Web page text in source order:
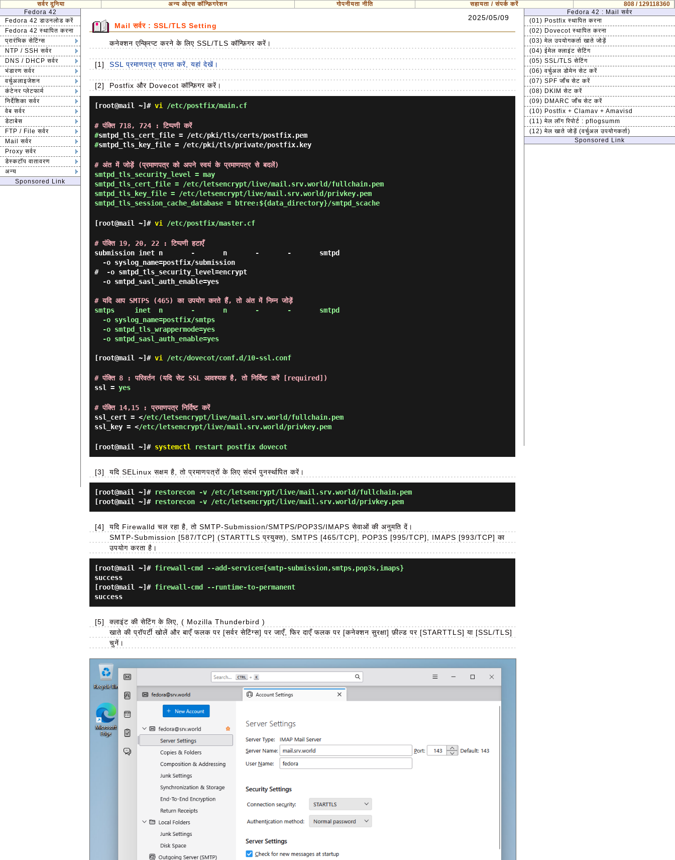
सर्वर दुनिया अन्य ओएस कॉन्फ़िगरेशन गोपनीयता नीति सहायता / संपर्क करें
808 / 129118360
Fedora 42
Fedora 42 डाउनलोड करें
Fedora 42 स्थापित करना
प्रारंभिक सेटिंग्स
NTP / SSH सर्वर
DNS / DHCP सर्वर
भंडारण सर्वर
वर्चुअलाइजेशन
कंटेनर प्लेटफार्म
निर्देशिका सर्वर
वेब सर्वर
डेटाबेस
FTP / File सर्वर
Mail सर्वर
Proxy सर्वर
डेस्कटॉप वातावरण
अन्य
Sponsored Link
Mail सर्वर : SSL/TLS Setting
2025/05/09
कनेक्शन एन्क्रिप्ट करने के लिए SSL/TLS कॉन्फ़िगर करें।
[1] SSL प्रमाणपत्र प्राप्त करें, यहां देखें।
[2] Postfix और Dovecot कॉन्फ़िगर करें।
[root@mail ~]# vi /etc/postfix/main.cf
# पंक्ति 718, 724 : टिप्पणी करें
#smtpd_tls_cert_file = /etc/pki/tls/certs/postfix.pem
#smtpd_tls_key_file = /etc/pki/tls/private/postfix.key
# अंत में जोड़ें (प्रमाणपत्र को अपने स्वयं के प्रमाणपत्र से बदलें)
smtpd_tls_security_level = may
smtpd_tls_cert_file = /etc/letsencrypt/live/mail.srv.world/fullchain.pem
smtpd_tls_key_file = /etc/letsencrypt/live/mail.srv.world/privkey.pem
smtpd_tls_session_cache_database = btree:${data_directory}/smtpd_scache
[root@mail ~]# vi /etc/postfix/master.cf
# पंक्ति 19, 20, 22 : टिप्पणी हटाएँ
submission inet n       -       n       -       -       smtpd
#  -o smtpd_tls_security_level=encrypt
# यदि आप SMTPS (465) का उपयोग करते हैं, तो अंत में निम्न जोड़ें
smtps     inet  n       -       n       -       -       smtpd
[root@mail ~]# vi /etc/dovecot/conf.d/10-ssl.conf
# पंक्ति 8 : परिवर्तन (यदि सेट SSL आवश्यक है, तो निर्दिष्ट करें [required])
ssl = yes
# पंक्ति 14,15 : प्रमाणपत्र निर्दिष्ट करें
ssl_cert = </etc/letsencrypt/live/mail.srv.world/fullchain.pem
ssl_key = </etc/letsencrypt/live/mail.srv.world/privkey.pem
[root@mail ~]# systemctl restart postfix dovecot
[3] यदि SELinux सक्षम है, तो प्रमाणपत्रों के लिए संदर्भ पुनर्स्थापित करें।
[root@mail ~]# restorecon -v /etc/letsencrypt/live/mail.srv.world/fullchain.pem
[root@mail ~]# restorecon -v /etc/letsencrypt/live/mail.srv.world/privkey.pem
[4]
यदि Firewalld चल रहा है, तो SMTP-Submission/SMTPS/POP3S/IMAPS सेवाओं की अनुमति दें।
SMTP-Submission [587/TCP] (STARTTLS प्रयुक्त), SMTPS [465/TCP], POP3S [995/TCP], IMAPS [993/TCP] का
उपयोग करता है।
[root@mail ~]# firewall-cmd --add-service={smtp-submission,smtps,pop3s,imaps}
success
[root@mail ~]# firewall-cmd --runtime-to-permanent
success
[5]
क्लाइंट की सेटिंग के लिए, ( Mozilla Thunderbird )
खाते की प्रॉपर्टी खोलें और बाएँ फलक पर [सर्वर सेटिंग्स] पर जाएँ, फिर दाएँ फलक पर [कनेक्शन सुरक्षा] फ़ील्ड पर [STARTTLS] या [SSL/TLS]
चुनें।
Fedora 42 : Mail सर्वर
(01) Postfix स्थापित करना
(02) Dovecot स्थापित करना
(03) मेल उपयोगकर्ता खाते जोड़ें
(04) ईमेल क्लाइंट सेटिंग
(05) SSL/TLS सेटिंग
(06) वर्चुअल डोमेन सेट करें
(07) SPF जाँच सेट करें
(08) DKIM सेट करें
(09) DMARC जाँच सेट करें
(10) Postfix + Clamav + Amavisd
(11) मेल लॉग रिपोर्ट : pflogsumm
(12) मेल खाते जोड़ें (वर्चुअल उपयोगकर्ता)
Sponsored Link